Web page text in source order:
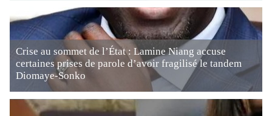
Crise au sommet de l’État : Lamine Niang accuse
certaines prises de parole d’avoir fragilisé le tandem
Diomaye-Sonko